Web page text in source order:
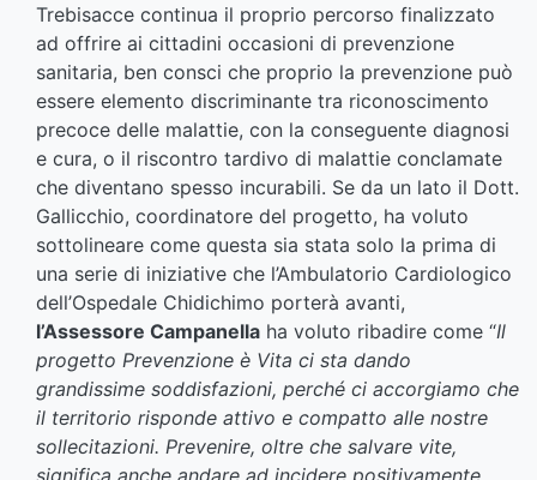
Trebisacce continua il proprio percorso finalizzato
ad offrire ai cittadini occasioni di prevenzione
sanitaria, ben consci che proprio la prevenzione può
essere elemento discriminante tra riconoscimento
precoce delle malattie, con la conseguente diagnosi
e cura, o il riscontro tardivo di malattie conclamate
che diventano spesso incurabili. Se da un lato il Dott.
Gallicchio, coordinatore del progetto, ha voluto
sottolineare come questa sia stata solo la prima di
una serie di iniziative che l’Ambulatorio Cardiologico
dell’Ospedale Chidichimo porterà avanti,
l’Assessore Campanella ha voluto ribadire come “Il
progetto Prevenzione è Vita ci sta dando
grandissime soddisfazioni, perché ci accorgiamo che
il territorio risponde attivo e compatto alle nostre
sollecitazioni. Prevenire, oltre che salvare vite,